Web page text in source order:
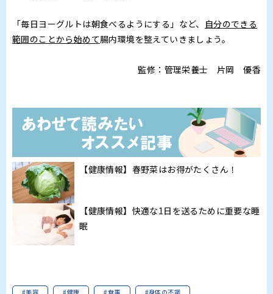
「毎日ヨーグルトは朝食べるようにする」など、
自分のできる
範囲のことから始めて腸内環境を整えていきましょう。
監修：管理栄養士 片岡 優香
【健康情報】春野菜はお得がたくさん！
【健康情報】快適な1日を送るために重要な睡
眠
#美容 #健康 #食事 #身体の不調